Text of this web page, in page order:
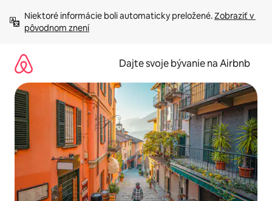
obsah.
Niektoré informácie boli automaticky preložené. Zobraziť v
pôvodnom znení
Dajte svoje bývanie na Airbnb